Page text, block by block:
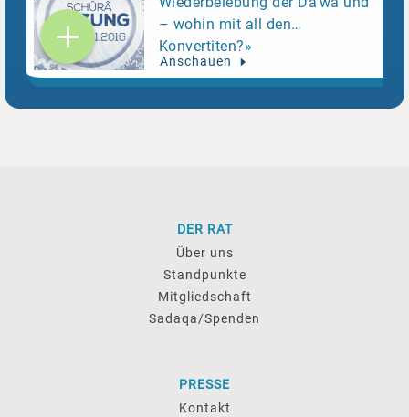
– wohin mit all den
Konvertiten?»
Anschauen
DER RAT
Über uns
Standpunkte
Mitgliedschaft
Sadaqa/Spenden
PRESSE
Kontakt